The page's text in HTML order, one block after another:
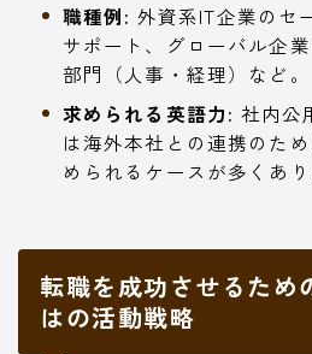
職種例: 外資系IT企業のセ
サポート、グローバル企
部門（人事・経理）など。
求められる英語力: 社内公
は海外本社との連携のた
められるケースが多くあり
転職を成功させるため
はの活動戦略